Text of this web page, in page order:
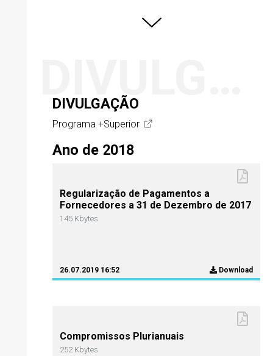
DIVULGAÇÃO
Programa +Superior
Ano de 2018
Regularização de Pagamentos a
Fornecedores a 31 de Dezembro de 2017
145 Kbytes
26.07.2019 16:52 Download
Compromissos Plurianuais
252 Kbytes